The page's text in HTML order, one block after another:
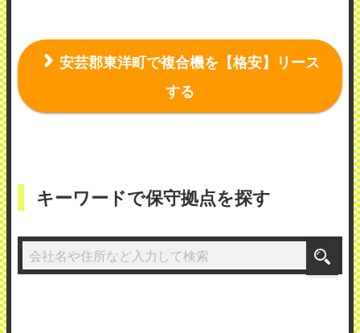
安芸郡東洋町で複合機を【格安】リース
する
キーワードで保守拠点を探す